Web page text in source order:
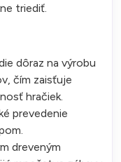
triediť.
dôraz na výrobu
čím zaisťuje
hračiek.
prevedenie
dreveným